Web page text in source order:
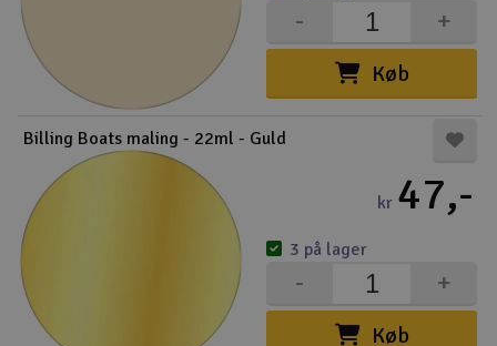
Køb
+
-
Billing Boats maling - 22ml - Guld
kr 47,-
Køb
+
-
3 på lager